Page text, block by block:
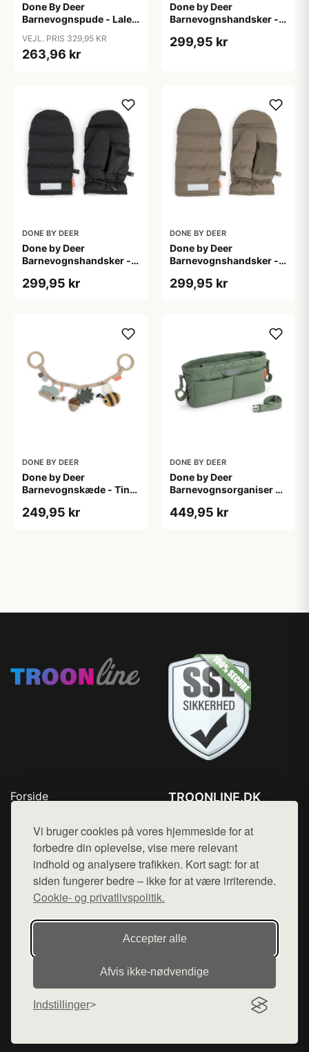
Vi bruger cookies på vores hjemmeside for at
forbedre din oplevelse, vise mere relevant
indhold og analysere trafikken. Kort sagt: for at
siden fungerer bedre – ikke for at være irriterende.
Cookie- og privatlivspolitik.
Accepter alle
Afvis ikke‑nødvendige
Indstillinger
Done By Deer
Barnevognspude - Lalee
VEJL. PRIS 329,95 KR
263,96 kr
Done by Deer
Barnevognshandsker -
299,95 kr
DONE BY DEER
Done by Deer
Barnevognshandsker -
299,95 kr
DONE BY DEER
Done by Deer
Barnevognshandsker -
299,95 kr
DONE BY DEER
Done by Deer
Barnevognskæde - Tiny
249,95 kr
DONE BY DEER
Done by Deer
Barnevognsorganiser -
449,95 kr
Forside
Top Rabatter
Blog
Kontakt
TROONLINE.DK
Mail: hej@want.dk
Cookie- og privatlivspolitik
Denne side er en del af want.dk, der udgiver en række
hjemmesider med præsentation af forskellige produkter fra
diverse webshops. Der sælges ikke varer fra denne side - vi
henviser til de shops, som sælger varen. Vi har heller ikke
varerne på lager.